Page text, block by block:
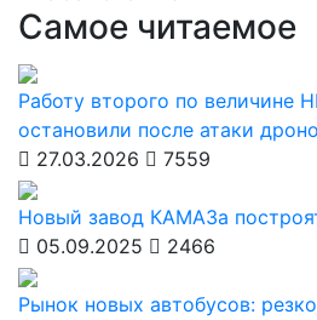
Самое читаемое
Работу второго по величине
остановили после атаки
27.03.2026
7559
Новый завод КАМАЗа
05.09.2025
2466
Рынок новых автобусов: